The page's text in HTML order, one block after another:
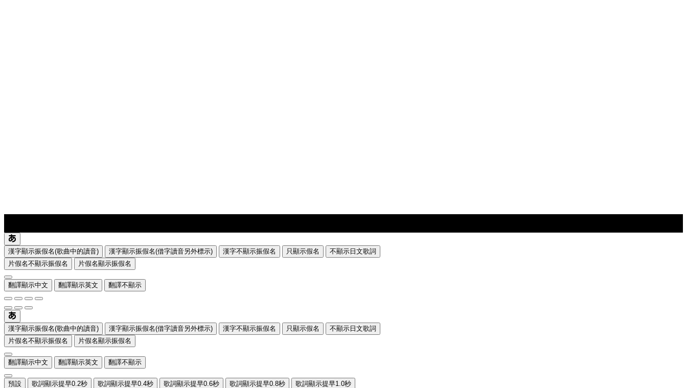
漢字顯示振假名(歌曲中的讀音) 漢字顯示振假名(借字讀音另外標示) 漢字不顯示振假名 只顯示假名
不顯示日文歌詞
片假名不顯示振假名
片假名顯示振假名
翻譯顯示中文 翻譯顯示英文 翻譯不顯示
漢字顯示振假名(歌曲中的讀音) 漢字顯示振假名(借字讀音另外標示) 漢字不顯示振假名 只顯示假名
不顯示日文歌詞
片假名不顯示振假名
片假名顯示振假名
翻譯顯示中文 翻譯顯示英文 翻譯不顯示
預設 歌詞顯示提早0.2秒 歌詞顯示提早0.4秒 歌詞顯示提早0.6秒 歌詞顯示提早0.8秒 歌詞顯示提早1.0秒